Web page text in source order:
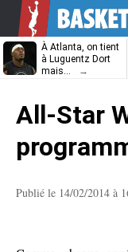
À Atlanta, on tient
à Luguentz Dort
mais…
Unibet
All-Star
Publié le 14/02/2014 à